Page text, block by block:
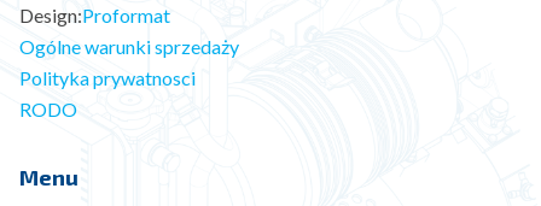
Design:Proformat
Ogólne warunki sprzedaży
Polityka prywatnosci
RODO
Menu